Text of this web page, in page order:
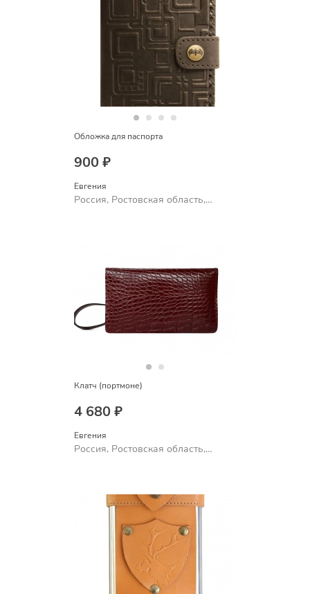
Обложка для паспорта
900 ₽
Евгения
Россия, Ростовская область,
Клатч (портмоне)
4 680 ₽
Евгения
Россия, Ростовская область,